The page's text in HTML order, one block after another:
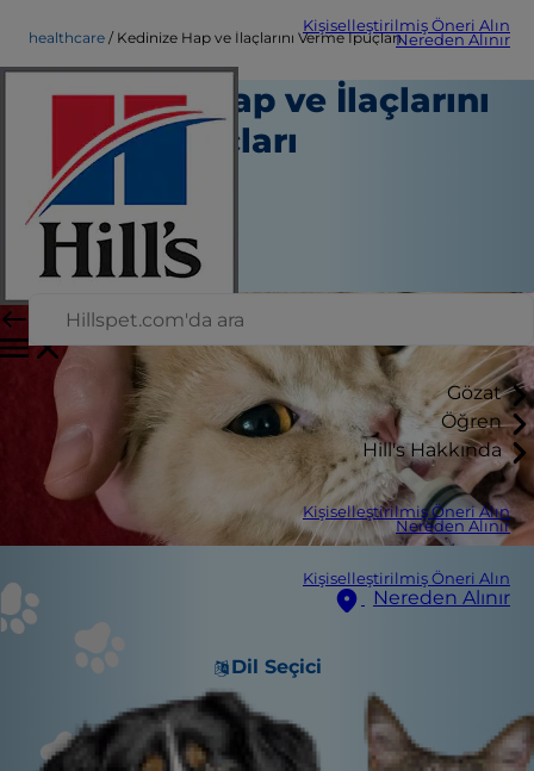
Kişiselleştirilmiş Öneri Alın
Nereden Alınır
Gözat
Öğren
Hill's Hakkında
Kişiselleştirilmiş Öneri Alın
Nereden Alınır
Kişiselleştirilmiş Öneri Alın
Nereden Alınır
Dil Seçici
healthcare Kedinize Hap ve İlaçlarını Verme İpuçları
Kedinize Hap ve İlaçlarını
Verme İpuçları
Sağlık hizmeti
Christine O'Brien
|
Eylül 02, 2022